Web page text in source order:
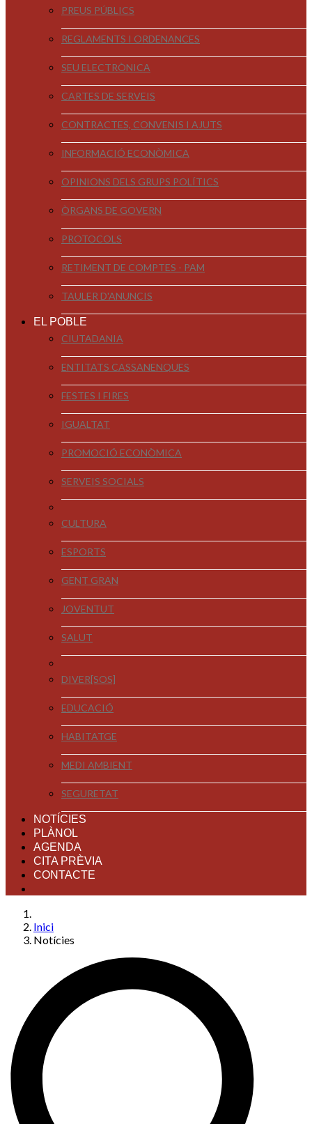
PREUS PÚBLICS
REGLAMENTS I ORDENANCES
SEU ELECTRÒNICA
CARTES DE SERVEIS
CONTRACTES, CONVENIS I AJUTS
INFORMACIÓ ECONÒMICA
OPINIONS DELS GRUPS POLÍTICS
ÒRGANS DE GOVERN
PROTOCOLS
RETIMENT DE COMPTES - PAM
TAULER D'ANUNCIS
EL POBLE
CIUTADANIA
ENTITATS CASSANENQUES
FESTES I FIRES
IGUALTAT
PROMOCIÓ ECONÒMICA
SERVEIS SOCIALS
CULTURA
ESPORTS
GENT GRAN
JOVENTUT
SALUT
DIVER[SOS]
EDUCACIÓ
HABITATGE
MEDI AMBIENT
SEGURETAT
NOTÍCIES
PLÀNOL
AGENDA
CITA PRÈVIA
CONTACTE
Inici
Notícies